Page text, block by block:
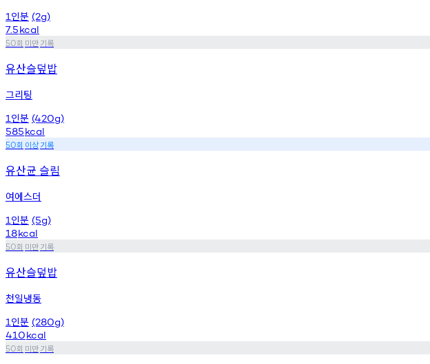
1 인분 (2g)
7.5kcal
50회 미만기록
유산슬덮밥
그리팅
1 인분 (420g)
585kcal
50회 이상기록
유산균 슬림
여에스더
1 인분 (5g)
18kcal
50회 미만기록
유산슬덮밥
천일냉동
1 인분 (280g)
410kcal
50회 미만기록